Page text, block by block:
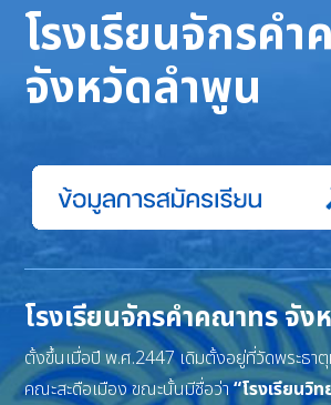
โรงเรียนจักรค
จังหวัดลำพูน
โรงเรียนจักรคำคณาทร จัง
ตั้งขึ้นเมื่อปี พ.ศ.2447 เดิมตั้งอยู่ที่วัดพระธ
คณะสะดือเมือง ขณะนั้นมีชื่อว่า“โรงเรียนวิ